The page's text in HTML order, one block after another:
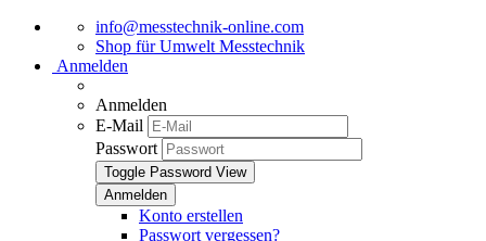
info@messtechnik-online.com
Shop für Umwelt Messtechnik
Anmelden
Anmelden
E-Mail
Passwort
Toggle Password View
Konto erstellen
Passwort vergessen?